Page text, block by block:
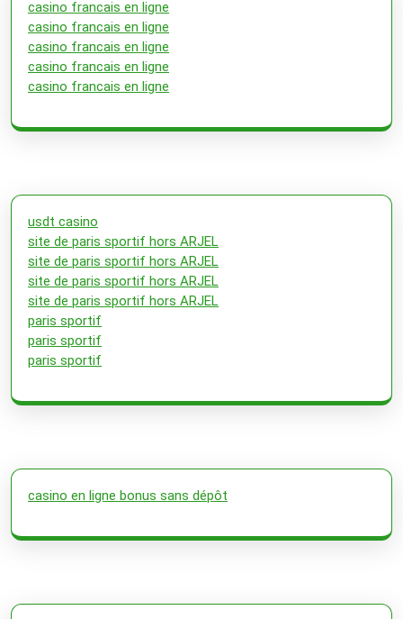
casino francais en ligne
casino francais en ligne
casino francais en ligne
casino francais en ligne
casino francais en ligne
usdt casino
site de paris sportif hors ARJEL
site de paris sportif hors ARJEL
site de paris sportif hors ARJEL
site de paris sportif hors ARJEL
paris sportif
paris sportif
paris sportif
casino en ligne bonus sans dépôt